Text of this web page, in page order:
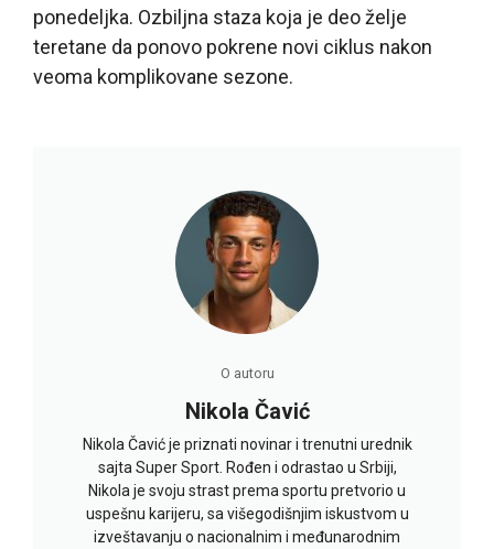
ponedeljka. Ozbiljna staza koja je deo želje
teretane da ponovo pokrene novi ciklus nakon
veoma komplikovane sezone.
O autoru
Nikola Čavić
Nikola Čavić je priznati novinar i trenutni urednik
sajta Super Sport. Rođen i odrastao u Srbiji,
Nikola je svoju strast prema sportu pretvorio u
uspešnu karijeru, sa višegodišnjim iskustvom u
izveštavanju o nacionalnim i međunarodnim